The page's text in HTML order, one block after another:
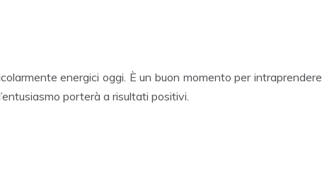
energici oggi. È un buon momento per intraprendere
porterà a risultati positivi.